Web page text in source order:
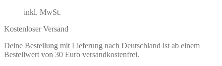
inkl. MwSt.
Kostenloser Versand
Deine Bestellung mit Lieferung nach Deutschland ist ab einem
Bestellwert von 30 Euro versandkostenfrei.